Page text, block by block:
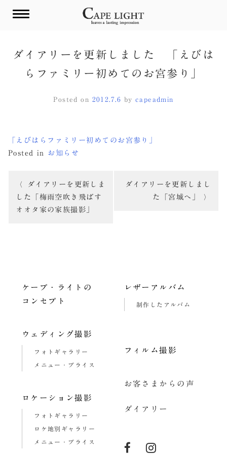
ダイアリーを更新しました 「えびは
らファミリー初めてのお宮参り」
Posted on 2012.7.6 by capeadmin
「えびはらファミリー初めてのお宮参り」
Posted in お知らせ
稿
ダイアリーを更新しま
した「梅雨空吹き飛ばす
オオタ家の家族撮影」
ダイアリーを更新しまし
た「宮城へ」
ケープ・ライトの
コンセプト
ウェディング撮影
フォトギャラリー
メニュー・プライス
ロケーション撮影
フォトギャラリー
ロケ地別ギャラリー
メニュー・プライス
レザーアルバム
制作したアルバム
フィルム撮影
お客さまからの声
ダイアリー